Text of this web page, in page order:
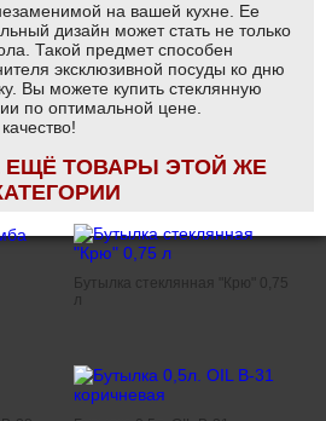
на вашей кухне. Ее
дизайн может стать не только
Такой предмет способен
эксклюзивной посуды ко дню
Вы можете купить стеклянную
по оптимальной цене.
ЕЩЁ ТОВАРЫ ЭТОЙ ЖЕ
Бутылка стеклянная "Крю" 0,75
л